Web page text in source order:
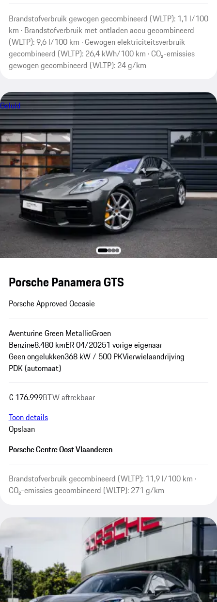
Brandstofverbruik gewogen gecombineerd (WLTP): 1,1 l/100
km · Brandstofverbruik met ontladen accu gecombineerd
(WLTP): 9,6 l/100 km · Gewogen elektriciteitsverbruik
gecombineerd (WLTP): 26,4 kWh/100 km · CO₂-emissies
gewogen gecombineerd (WLTP): 24 g/km
Geluid
Porsche Panamera GTS
Porsche Approved Occasie
Aventurine Green MetallicGroen
Benzine8.480 kmER 04/20251 vorige eigenaar
Geen ongelukken368 kW / 500 PKVierwielaandrijving
PDK (automaat)
€ 176.999BTW aftrekbaar
Toon details
Opslaan
Porsche Centre Oost Vlaanderen
Brandstofverbruik gecombineerd (WLTP): 11,9 l/100 km ·
CO₂-emissies gecombineerd (WLTP): 271 g/km